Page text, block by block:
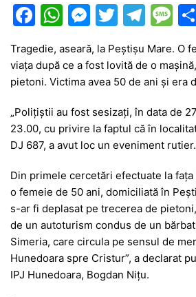
F
a
c
e
b
o
o
k
W
at
s
A
p
p
M
s
s
e
n
g
er
T
w
itt
er
T
e
gr
a
m
M
s
s
a
g
e
Tragedie, aseară, la Peștișu Mare. O
viața după ce a fost lovită de o
pietoni. Victima avea 50 de ani și era
„Polițiștii au fost sesizați, în data de
23.00, cu privire la faptul că în
DJ 687, a avut loc un eveniment rutier.
Din primele cercetări efectuate la
o femeie de 50 ani, domiciliată în
s-ar fi deplasat pe trecerea de
de un autoturism condus de un
Simeria, care circula pe sensul de
Hunedoara spre Cristur”, a declarat
IPJ Hunedoara, Bogdan Nițu.